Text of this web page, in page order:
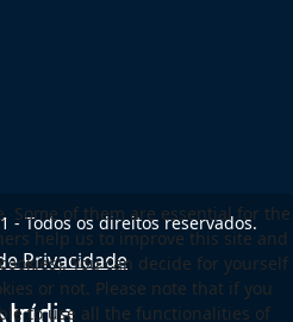
- Todos os direitos reservados.
Privacidade
Some of them are essential for the
help us to improve this site and
You can decide for yourself
or not. Please note that if you
to use all the functionalities of